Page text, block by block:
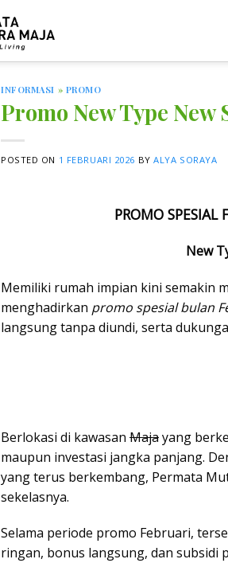
INFORMASI » PROMO
Promo New Type
POSTED ON 1 FEBRUARI 2026 BYALYA SORAYA
PROMO SPESIAL
New
Memiliki rumah impian kini semakin
menghadirkan promo spesial bulan
langsung tanpa diundi, serta
Berlokasi di kawasan Majayang
maupun investasi jangka panjang.
yang terus berkembang, Permata
sekelasnya.
Selama periode promo Februari,
ringan, bonus langsung, dan subsidi